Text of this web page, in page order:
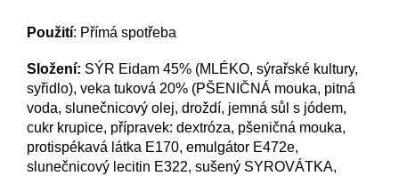
Použití: Přímá spotřeba
Složení: SÝR Eidam 45% (MLÉKO, sýrařské kultury,
syřidlo), veka tuková 20% (PŠENIČNÁ mouka, pitná
voda, slunečnicový olej, droždí, jemná sůl s jódem,
cukr krupice, přípravek: dextróza, pšeničná mouka,
protispékavá látka E170, emulgátor E472e,
slunečnicový lecitin E322, sušený SYROVÁTKA,